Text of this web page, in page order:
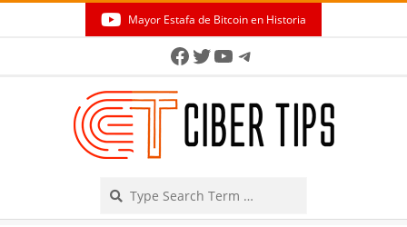
Mayor Estafa de Bitcoin en Historia
Facebook
Twitter
YouTube
Telegram